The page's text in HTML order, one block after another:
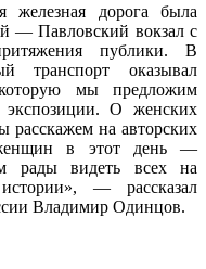
железная дорога была
— Павловский вокзал с
публики. В
транспорт оказывал
мы предложим
О женских
расскажем на авторских
женщин в этот день —
рады видеть всех на
— рассказал
Владимир Одинцов.